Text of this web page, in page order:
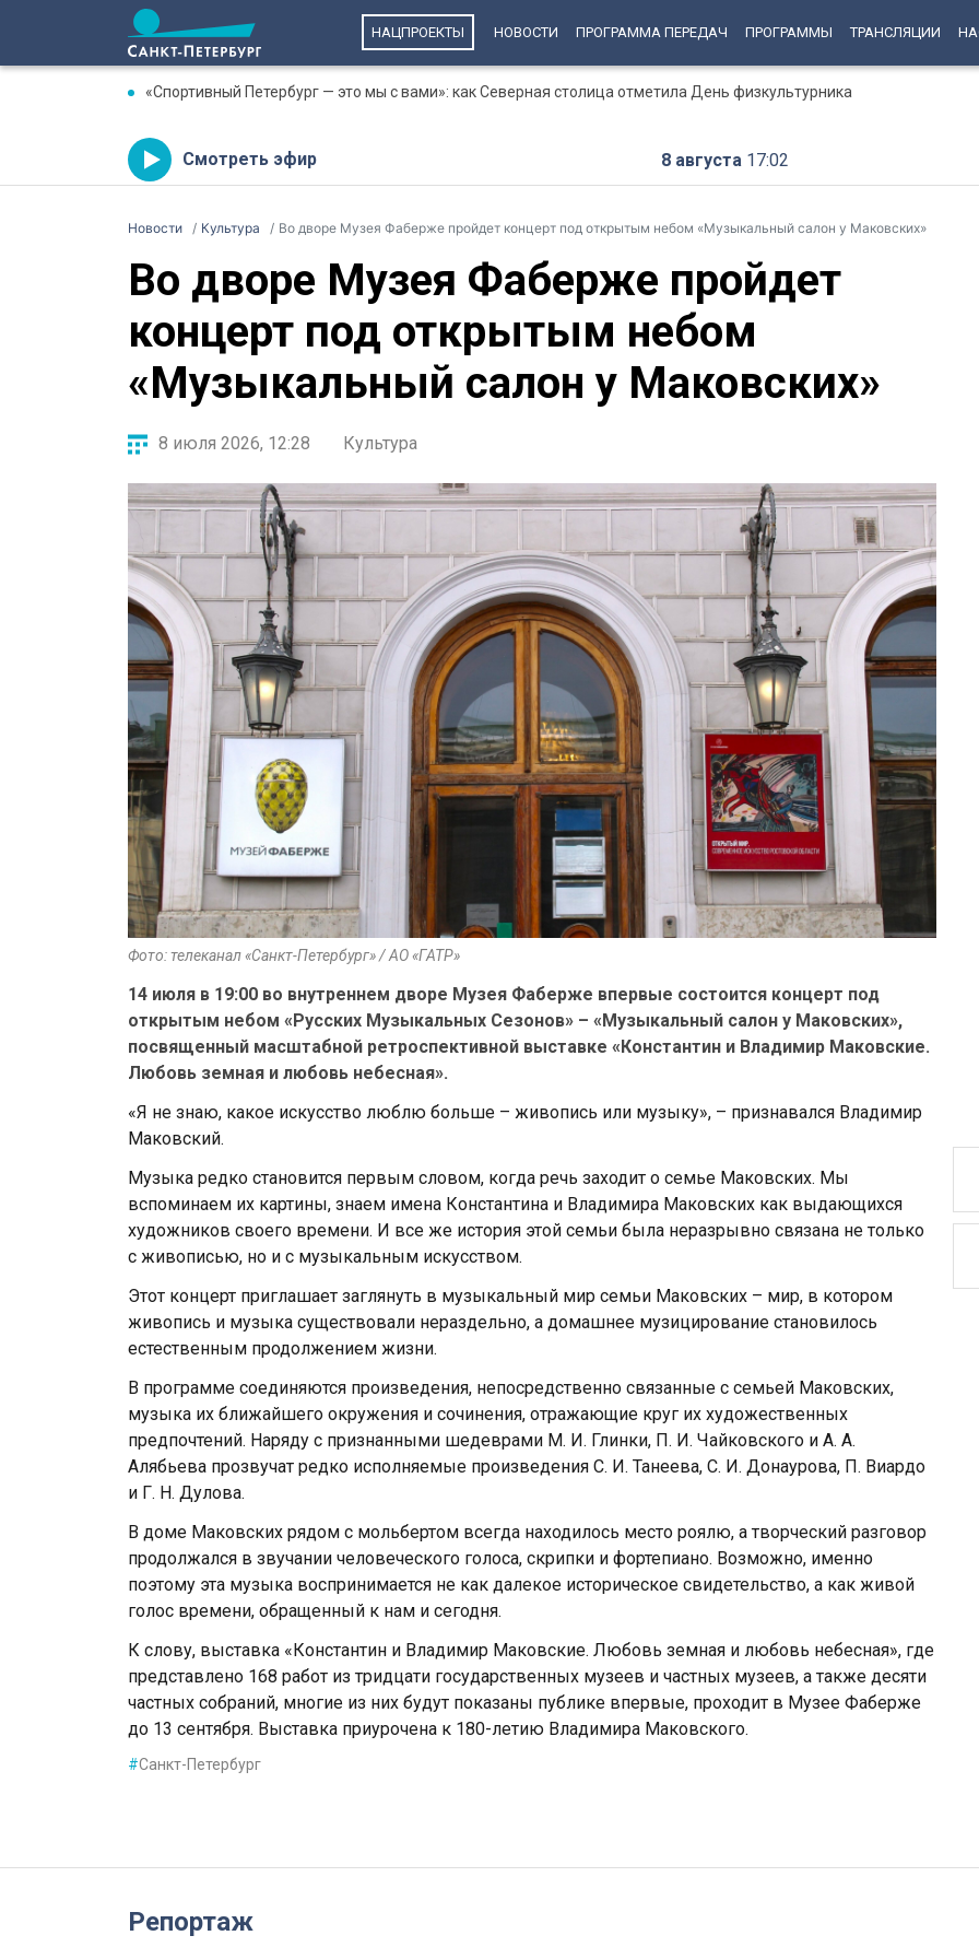
НАЦПРОЕКТЫ НОВОСТИ ПРОГРАММА ПЕРЕДАЧ ПРОГРАММЫ ТРАНСЛЯЦИИ
«Спортивный Петербург — это мы с вами»: как Северная столица отметила День физкультурника
Смотреть эфир 8 августа 17:02
Новости Культура Во дворе Музея Фаберже пройдет концерт под открытым небом «Музыкальный салон у Маковских»
Во дворе Музея Фаберже пройдет
концерт под открытым небом
«Музыкальный салон у Маковских»
8 июля 2026, 12:28 Культура
Фото: телеканал «Санкт-Петербург» / АО «ГАТР»
14 июля в 19:00 во внутреннем дворе Музея Фаберже впервые состоится концерт под
открытым небом «Русских Музыкальных Сезонов» – «Музыкальный салон у Маковских»,
посвященный масштабной ретроспективной выставке «Константин и Владимир Маковские.
Любовь земная и любовь небесная».
«Я не знаю, какое искусство люблю больше – живопись или музыку», – признавался Владимир
Маковский.
Музыка редко становится первым словом, когда речь заходит о семье Маковских. Мы
вспоминаем их картины, знаем имена Константина и Владимира Маковских как выдающихся
художников своего времени. И все же история этой семьи была неразрывно связана не только
с живописью, но и с музыкальным искусством.
Этот концерт приглашает заглянуть в музыкальный мир семьи Маковских – мир, в котором
живопись и музыка существовали нераздельно, а домашнее музицирование становилось
естественным продолжением жизни.
В программе соединяются произведения, непосредственно связанные с семьей Маковских,
музыка их ближайшего окружения и сочинения, отражающие круг их художественных
предпочтений. Наряду с признанными шедеврами М. И. Глинки, П. И. Чайковского и А. А.
Алябьева прозвучат редко исполняемые произведения С. И. Танеева, С. И. Донаурова, П. Виардо
и Г. Н. Дулова.
В доме Маковских рядом с мольбертом всегда находилось место роялю, а творческий разговор
продолжался в звучании человеческого голоса, скрипки и фортепиано. Возможно, именно
поэтому эта музыка воспринимается не как далекое историческое свидетельство, а как живой
голос времени, обращенный к нам и сегодня.
К слову, выставка «Константин и Владимир Маковские. Любовь земная и любовь небесная», где
представлено 168 работ из тридцати государственных музеев и частных музеев, а также десяти
частных собраний, многие из них будут показаны публике впервые, проходит в Музее Фаберже
до 13 сентября. Выставка приурочена к 180-летию Владимира Маковского.
#Санкт-Петербург
Репортаж